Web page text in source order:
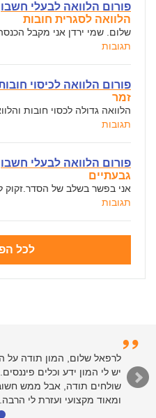
פורום הלוואה לבעלי
הלוואה לסגרית חובות
שלום. שמי ירדן אני מקבל
תגובות
פורום הלוואה לכיסוי
זמר
הלוואה גדולה לכסוי חובות
תגובות
פורום הלוואה לבעלי
גבעתיים
אני בפשר בשלב של הסדר.זקוק ל 5000 שח.יש לי
תגובות
לכל
לרפאל שלום, המון תודה על
יש לי המון ידע וכלים
שולחים תודה, אבל ממש
ומאוד מקצועי ועזרת לי